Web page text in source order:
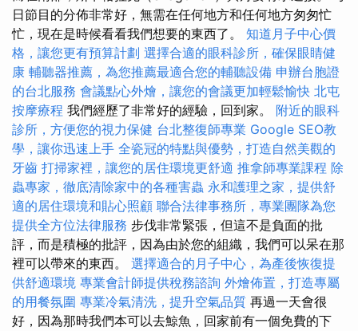
日節目的分佈非常好，無需在任何地方和任何地方匆匆忙
忙，現在是時候看看我們想要的東西了。 知道月子中心價
格，讓您更有預算計劃 選擇合適的眼科診所，確保眼睛健
康 輔聽器推薦，為您推薦最適合您的輔聽設備 申辦台胞證
的台北服務 會議點心外燴，讓您的會議更加輕鬆愉快 北屯
按摩療程 我們經歷了非常好的經驗，回到家。 附近的眼科
診所，方便您的視力保健 台北整復師專業 Google SEO教
學，讓你迅速上手 全瓷冠的特點與優勢，打造自然美觀的
牙齒 打掃家裡，讓您的居住環境更舒適 推拿師專業課程 除
蟲專家，徹底清除家中的各種害蟲 永和護理之家，提供舒
適的居住環境和貼心照顧 聯合法律事務所，專業團隊為您
提供全方位法律服務 步伐非常緊張，但這不是負面的批
評，而是積極的批評，因為由於您的組織，我們可以呆在那
裡可以帶來的東西。 選擇適合的月子中心，為產後恢復提
供舒適環境 專業會計師提供稅務諮詢 外燴佈置，打造專屬
的用餐氛圍 專業冷氣清洗，提升空氣品質 再過一天會很
好，因為那時我們本可以去鯨魚，回家前有一個免費的下